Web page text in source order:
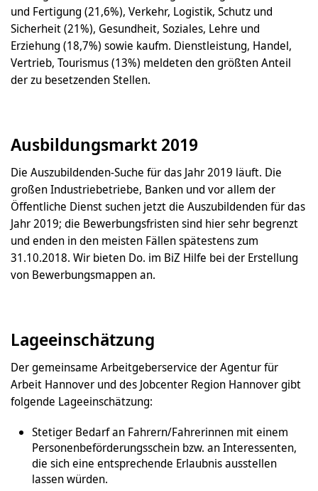
und Fertigung (21,6%), Verkehr, Logistik, Schutz und
Sicherheit (21%), Gesundheit, Soziales, Lehre und
Erziehung (18,7%) sowie kaufm. Dienstleistung, Handel,
Vertrieb, Tourismus (13%) meldeten den größten Anteil
der zu besetzenden Stellen.
Ausbildungsmarkt 2019
Die Auszubildenden-Suche für das Jahr 2019 läuft. Die
großen Industriebetriebe, Banken und vor allem der
Öffentliche Dienst suchen jetzt die Auszubildenden für das
Jahr 2019; die Bewerbungsfristen sind hier sehr begrenzt
und enden in den meisten Fällen spätestens zum
31.10.2018. Wir bieten Do. im BiZ Hilfe bei der Erstellung
von Bewerbungsmappen an.
Lageeinschätzung
Der gemeinsame Arbeitgeberservice der Agentur für
Arbeit Hannover und des Jobcenter Region Hannover gibt
folgende Lageeinschätzung:
Stetiger Bedarf an Fahrern/Fahrerinnen mit einem
Personenbeförderungsschein bzw. an Interessenten,
die sich eine entsprechende Erlaubnis ausstellen
lassen würden.